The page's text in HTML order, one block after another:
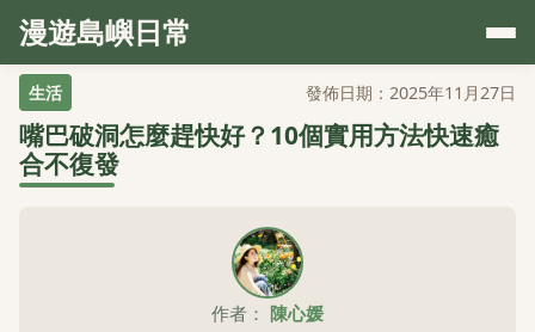
漫遊島嶼日常
生活 發佈日期：2025年11月27日
嘴巴破洞怎麼趕快好？10個實用方法快速癒
合不復發
作者： 陳心媛